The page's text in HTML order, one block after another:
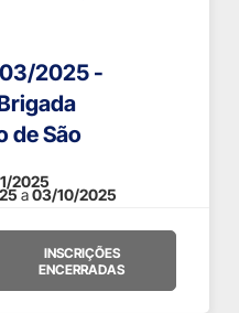
2025 -
de São
2025
a03/10/2025
INSCRIÇÕES
ENCERRADAS